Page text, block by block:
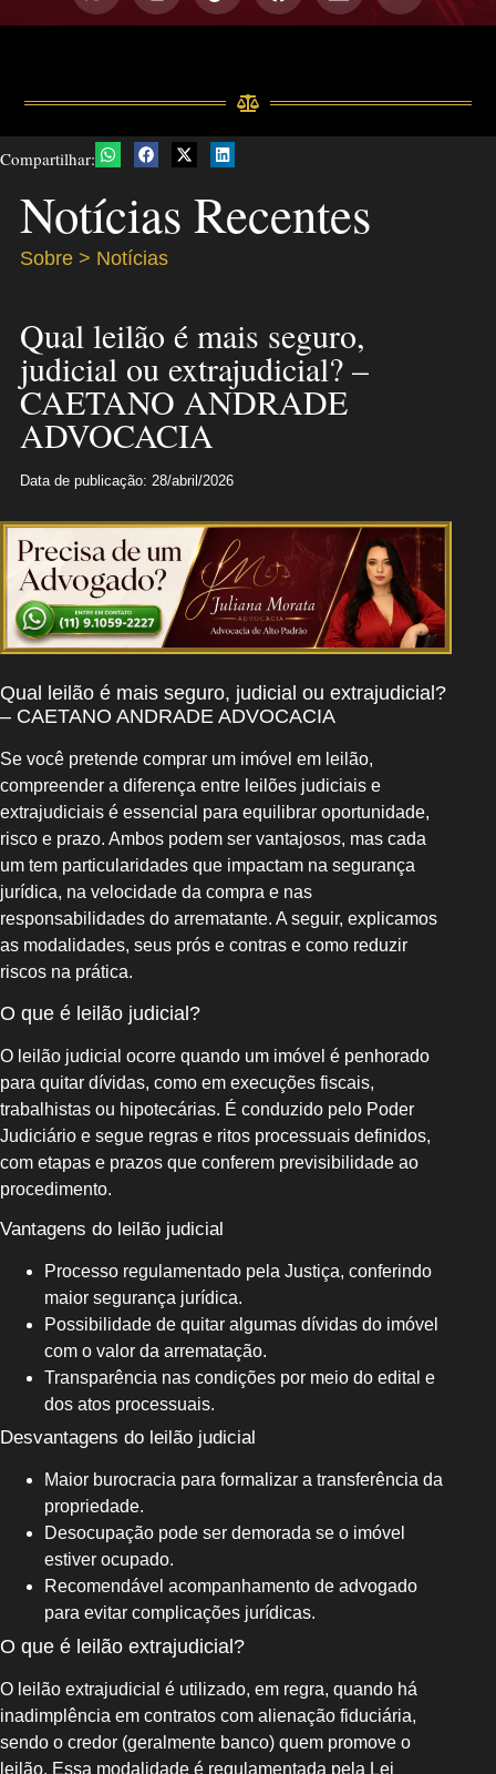
Compartilhar:
Notícias Recentes
Sobre > Notícias
Qual leilão é mais seguro,
judicial ou extrajudicial? –
CAETANO ANDRADE
ADVOCACIA
Data de publicação: 28/abril/2026
Qual leilão é mais seguro, judicial ou extrajudicial?
– CAETANO ANDRADE ADVOCACIA
Se você pretende comprar um imóvel em leilão,
compreender a diferença entre leilões judiciais e
extrajudiciais é essencial para equilibrar oportunidade,
risco e prazo. Ambos podem ser vantajosos, mas cada
um tem particularidades que impactam na segurança
jurídica, na velocidade da compra e nas
responsabilidades do arrematante. A seguir, explicamos
as modalidades, seus prós e contras e como reduzir
riscos na prática.
O que é leilão judicial?
O leilão judicial ocorre quando um imóvel é penhorado
para quitar dívidas, como em execuções fiscais,
trabalhistas ou hipotecárias. É conduzido pelo Poder
Judiciário e segue regras e ritos processuais definidos,
com etapas e prazos que conferem previsibilidade ao
procedimento.
Vantagens do leilão judicial
Processo regulamentado pela Justiça, conferindo
maior segurança jurídica.
Possibilidade de quitar algumas dívidas do imóvel
com o valor da arrematação.
Transparência nas condições por meio do edital e
dos atos processuais.
Desvantagens do leilão judicial
Maior burocracia para formalizar a transferência da
propriedade.
Desocupação pode ser demorada se o imóvel
estiver ocupado.
Recomendável acompanhamento de advogado
para evitar complicações jurídicas.
O que é leilão extrajudicial?
O leilão extrajudicial é utilizado, em regra, quando há
inadimplência em contratos com alienação fiduciária,
sendo o credor (geralmente banco) quem promove o
leilão. Essa modalidade é regulamentada pela Lei